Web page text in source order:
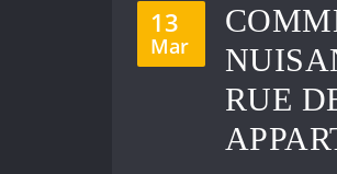
13
Mar
RUE